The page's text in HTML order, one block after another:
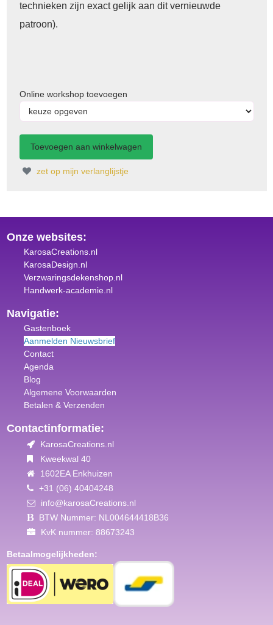
technieken zijn exact gelijk aan dit vernieuwde
patroon).
Online workshop toevoegen
zet op mijn verlanglijstje
Onze websites:
KarosaCreations.nl
KarosaDesign.nl
Verzwaringsdekenshop.nl
Handwerk-academie.nl
Navigatie:
Gastenboek
Aanmelden Nieuwsbrief
Contact
Agenda
Blog
Algemene Voorwaarden
Betalen & Verzenden
Contactinformatie:
KarosaCreations.nl
Kweekwal 40
1602EA Enkhuizen
+31 (06) 40404248
info@karosaCreations.nl
BTW Nummer: NL004644418B36
KvK nummer: 88673243
Betaalmogelijkheden: